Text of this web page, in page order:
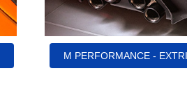
M PERFORMANCE -